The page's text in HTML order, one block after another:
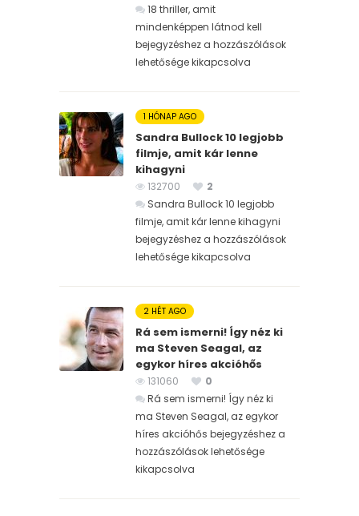
18 thriller, amit
mindenképpen látnod kell
bejegyzéshez a hozzászólások
lehetősége kikapcsolva
1 HÓNAP AGO
Sandra Bullock 10 legjobb
filmje, amit kár lenne
kihagyni
132700
2
Sandra Bullock 10 legjobb
filmje, amit kár lenne kihagyni
bejegyzéshez a hozzászólások
lehetősége kikapcsolva
2 HÉT AGO
Rá sem ismerni! Így néz ki
ma Steven Seagal, az
egykor híres akcióhős
131060
0
Rá sem ismerni! Így néz ki
ma Steven Seagal, az egykor
híres akcióhős bejegyzéshez a
hozzászólások lehetősége
kikapcsolva